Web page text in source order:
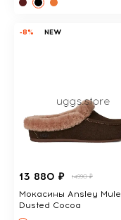
-8% NEW
13 880 ₽ 14990 ₽
Мокасины Ansley Mule
Dusted Cocoa